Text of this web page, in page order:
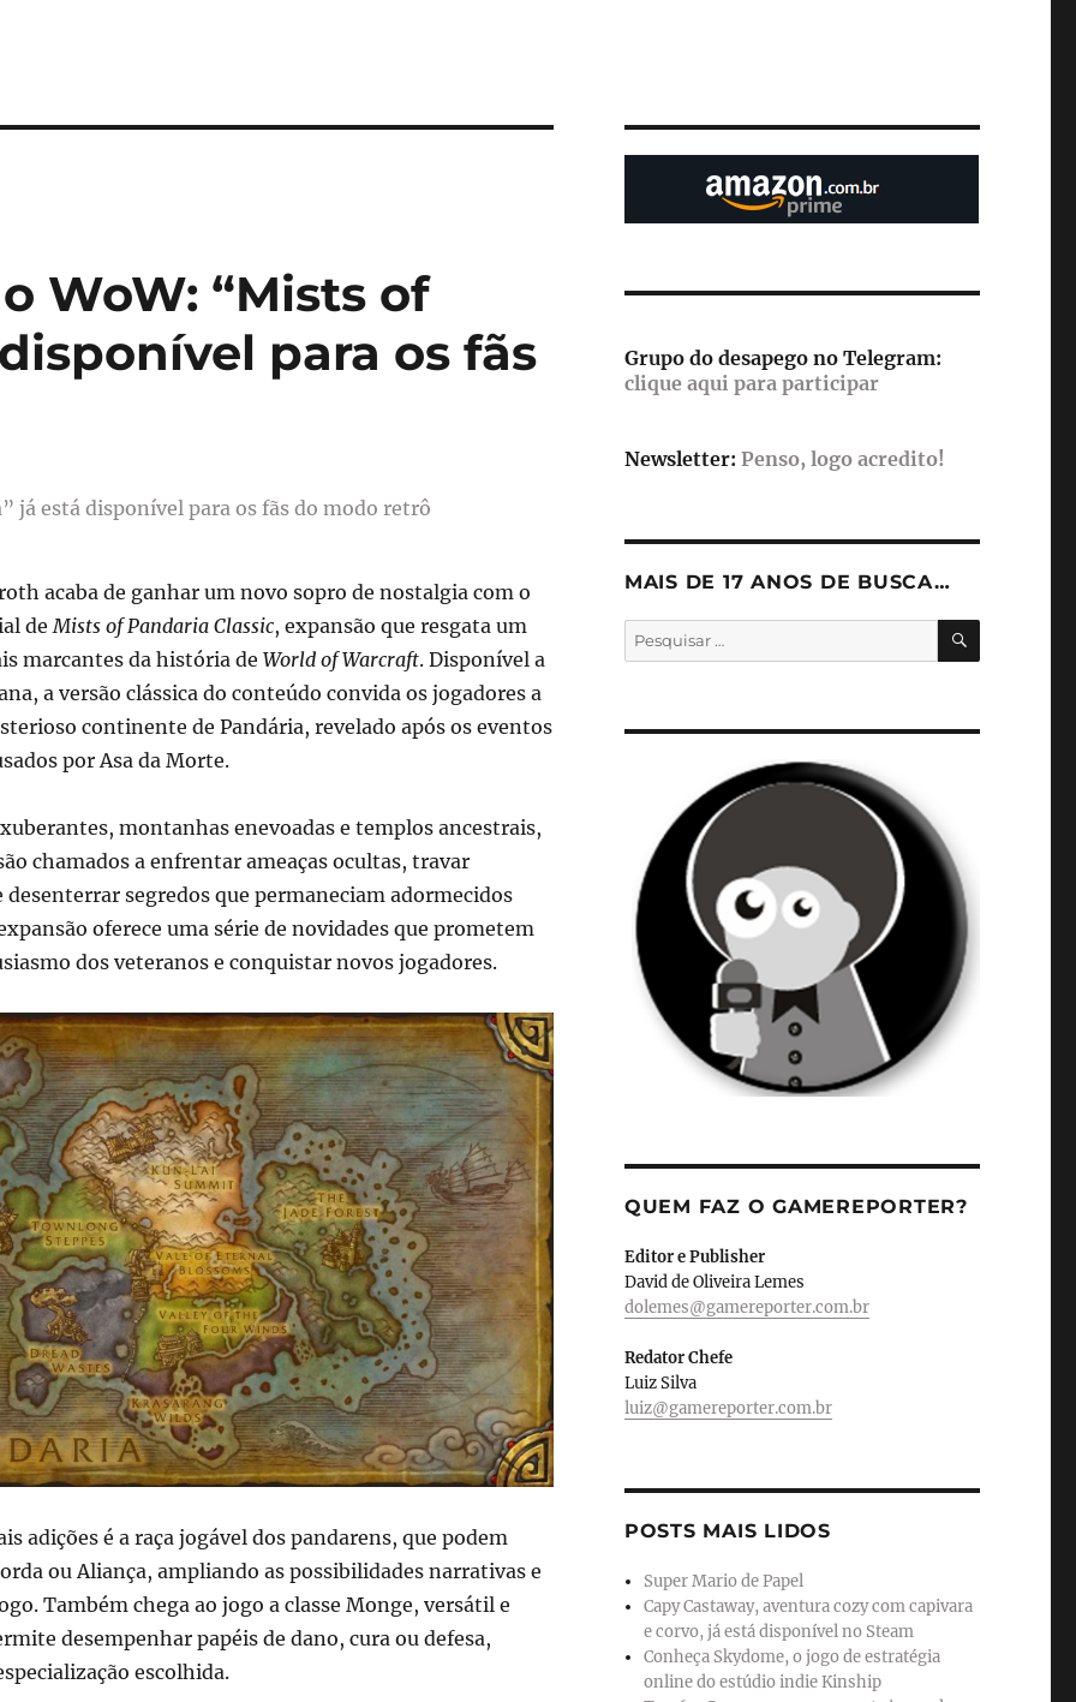
WoW: “Mists of
para os fãs
acaba de ganhar um novo sopro de nostalgia com o
deMists of Pandaria Classic, expansão que resgata um
marcantes da história de World of Warcraft. Disponível a
a versão clássica do conteúdo convida os jogadores a
continente de Pandária, revelado após os eventos
por Asa da Morte.
montanhas enevoadas e templos ancestrais,
chamados a enfrentar ameaças ocultas, travar
desenterrar segredos que permaneciam adormecidos
oferece uma série de novidades que prometem
dos veteranos e conquistar novos jogadores.
adições é a raça jogável dos pandarens, que podem
ou Aliança, ampliando as possibilidades narrativas e
Também chega ao jogo a classe Monge, versátil e
desempenhar papéis de dano, cura ou defesa,
escolhida.
Grupo do desapego no Telegram:
clique aqui para participar
Newsletter: Penso, logo acredito!
MAIS DE 17 ANOS DE BUSCA…
Pesquisar
por:
QUEM FAZ O GAMEREPORTER?
Editor e Publisher
David de Oliveira Lemes
dolemes@gamereporter.com.br
Redator Chefe
Luiz Silva
luiz@gamereporter.com.br
POSTS MAIS LIDOS
Super Mario de Papel
Capy Castaway, aventura cozy com capivara
e corvo, já está disponível no Steam
Conheça Skydome, o jogo de estratégia
online do estúdio indie Kinship